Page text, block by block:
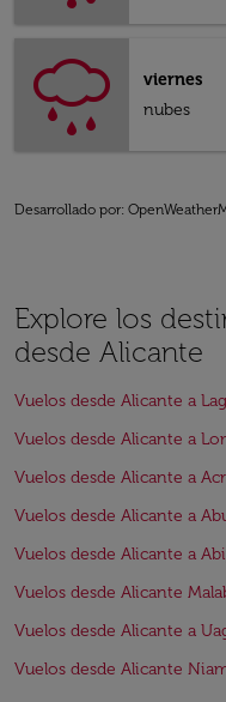
viernes
nubes
Desarrollado por:
Explore los
desde Alicante
Vuelos desde Alicante a
Vuelos desde Alicante a
Vuelos desde Alicante a
Vuelos desde Alicante a
Vuelos desde Alicante a
Vuelos desde Alicante
Vuelos desde Alicante a
Vuelos desde Alicante